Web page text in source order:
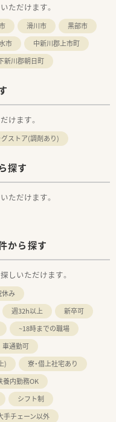
ただけます。
滑川市
黒部市
市
中新川郡上市町
新川郡朝日町
けます。
グストア(調剤あり)
探す
ただけます。
から探す
しいただけます。
休み
週32h以上
新卒可
~18時までの職場
車通勤可
)
寮・借上社宅あり
養内勤務OK
シフト制
手チェーン以外